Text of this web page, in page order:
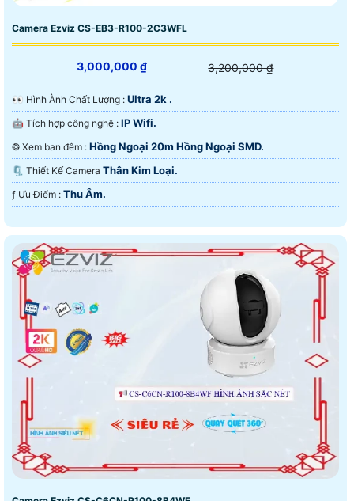
Camera Ezviz CS-EB3-R100-2C3WFL
3,000,000 ₫ 3,200,000 ₫
️👀 Hình Ành Chất Lượng : Ultra 2k .
🤖️ Tích hợp công nghệ : IP Wifi.
❂ Xem ban đêm : Hồng Ngoại 20m Hồng Ngoại SMD.
🗜️ Thiết Kế Camera Thân Kim Loại.
️ƒ Ưu Điểm : Thu Âm.